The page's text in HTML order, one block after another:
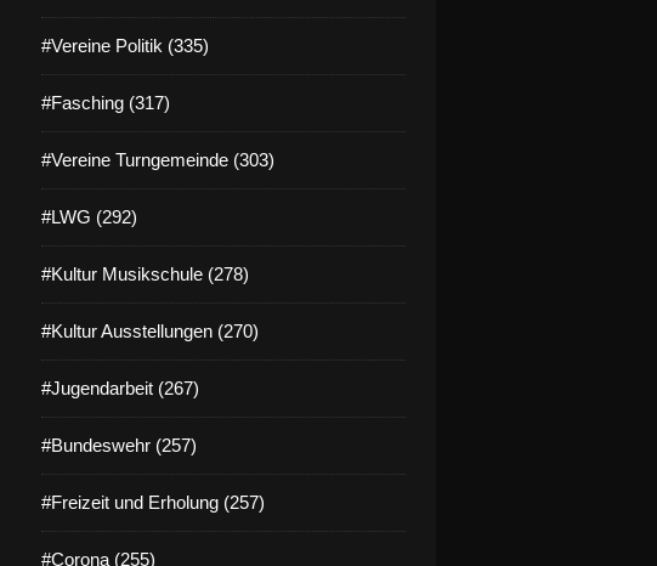
#Vereine Politik (335)
#Fasching (317)
#Vereine Turngemeinde (303)
#LWG (292)
#Kultur Musikschule (278)
#Kultur Ausstellungen (270)
#Jugendarbeit (267)
#Bundeswehr (257)
#Freizeit und Erholung (257)
#Corona (255)